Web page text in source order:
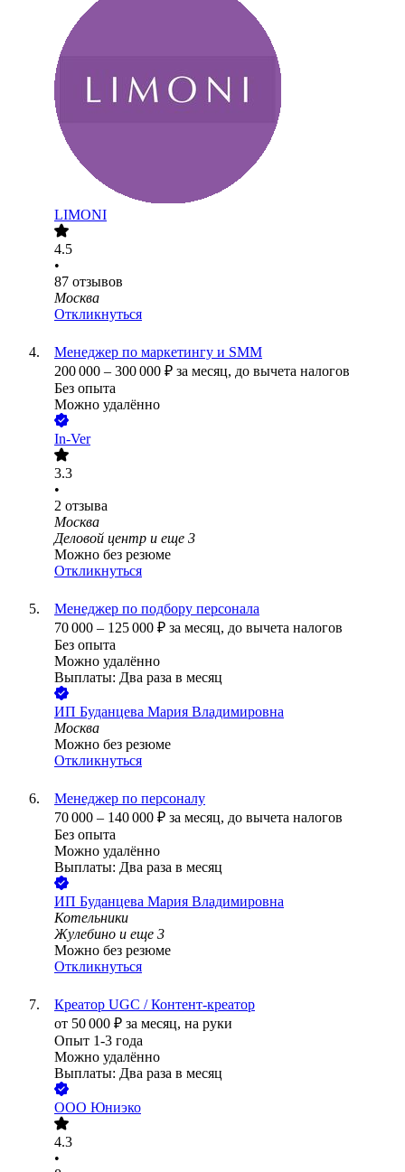
LIMONI
4.5
•
87 отзывов
Москва
Откликнуться
Менеджер по маркетингу и SMM
200 000 – 300 000 ₽ за месяц, до вычета налогов
Без опыта
Можно удалённо
In-Ver
3.3
•
2 отзыва
Москва
Деловой центр и еще 3
Можно без резюме
Откликнуться
Менеджер по подбору персонала
70 000 – 125 000 ₽ за месяц, до вычета налогов
Без опыта
Можно удалённо
Выплаты: Два раза в месяц
ИП Буданцева Мария Владимировна
Москва
Можно без резюме
Откликнуться
Менеджер по персоналу
70 000 – 140 000 ₽ за месяц, до вычета налогов
Без опыта
Можно удалённо
Выплаты: Два раза в месяц
ИП Буданцева Мария Владимировна
Котельники
Жулебино и еще 3
Можно без резюме
Откликнуться
Креатор UGC / Контент‑креатор
от 50 000 ₽ за месяц, на руки
Опыт 1-3 года
Можно удалённо
Выплаты: Два раза в месяц
ООО Юниэко
4.3
•